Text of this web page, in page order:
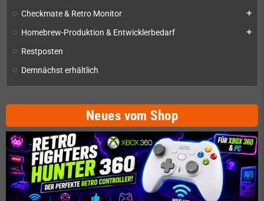
Checkmate & Retro Monitor add
Homebrew-Produktion & Entwicklerbedarf add
Restposten
Demnächst erhältlich
Neues vom Shop